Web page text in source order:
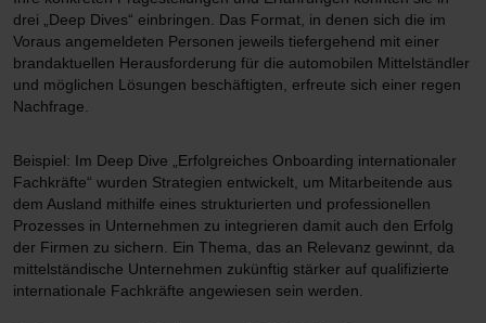
drei „Deep Dives“ einbringen. Das Format, in denen sich die im
Voraus angemeldeten Personen jeweils tiefergehend mit einer
brandaktuellen Herausforderung für die automobilen Mittelständler
und möglichen Lösungen beschäftigten, erfreute sich einer regen
Nachfrage.
Beispiel: Im Deep Dive „Erfolgreiches Onboarding internationaler
Fachkräfte“ wurden Strategien entwickelt, um Mitarbeitende aus
dem Ausland mithilfe eines strukturierten und professionellen
Prozesses in Unternehmen zu integrieren damit auch den Erfolg
der Firmen zu sichern. Ein Thema, das an Relevanz gewinnt, da
mittelständische Unternehmen zukünftig stärker auf qualifizierte
internationale Fachkräfte angewiesen sein werden.